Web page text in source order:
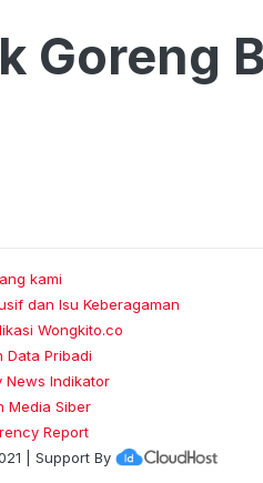
Goreng
kami
dan Isu Keberagaman
Wongkito.co
Data Pribadi
News Indikator
Media Siber
Report
| Support By